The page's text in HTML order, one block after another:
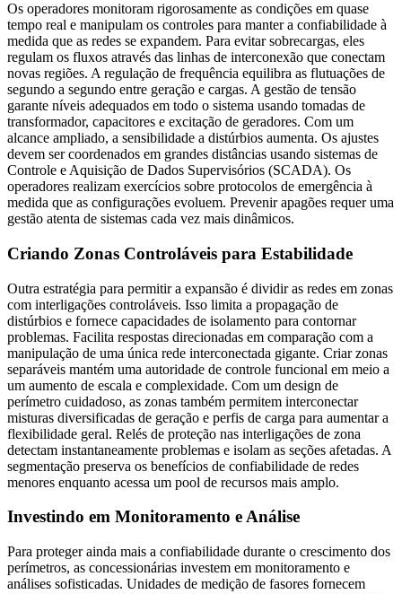
Os operadores monitoram rigorosamente as condições em quase
tempo real e manipulam os controles para manter a confiabilidade à
medida que as redes se expandem. Para evitar sobrecargas, eles
regulam os fluxos através das linhas de interconexão que conectam
novas regiões. A regulação de frequência equilibra as flutuações de
segundo a segundo entre geração e cargas. A gestão de tensão
garante níveis adequados em todo o sistema usando tomadas de
transformador, capacitores e excitação de geradores. Com um
alcance ampliado, a sensibilidade a distúrbios aumenta. Os ajustes
devem ser coordenados em grandes distâncias usando sistemas de
Controle e Aquisição de Dados Supervisórios (SCADA). Os
operadores realizam exercícios sobre protocolos de emergência à
medida que as configurações evoluem. Prevenir apagões requer uma
gestão atenta de sistemas cada vez mais dinâmicos.
Criando Zonas Controláveis para Estabilidade
Outra estratégia para permitir a expansão é dividir as redes em zonas
com interligações controláveis. Isso limita a propagação de
distúrbios e fornece capacidades de isolamento para contornar
problemas. Facilita respostas direcionadas em comparação com a
manipulação de uma única rede interconectada gigante. Criar zonas
separáveis mantém uma autoridade de controle funcional em meio a
um aumento de escala e complexidade. Com um design de
perímetro cuidadoso, as zonas também permitem interconectar
misturas diversificadas de geração e perfis de carga para aumentar a
flexibilidade geral. Relés de proteção nas interligações de zona
detectam instantaneamente problemas e isolam as seções afetadas. A
segmentação preserva os benefícios de confiabilidade de redes
menores enquanto acessa um pool de recursos mais amplo.
Investindo em Monitoramento e Análise
Para proteger ainda mais a confiabilidade durante o crescimento dos
perímetros, as concessionárias investem em monitoramento e
análises sofisticadas. Unidades de medição de fasores fornecem